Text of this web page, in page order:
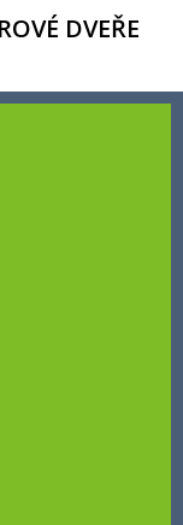
DVEŘE